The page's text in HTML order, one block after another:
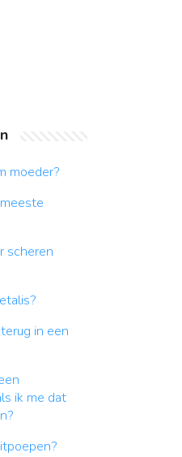
moeder?
scheren
in een
ik me dat